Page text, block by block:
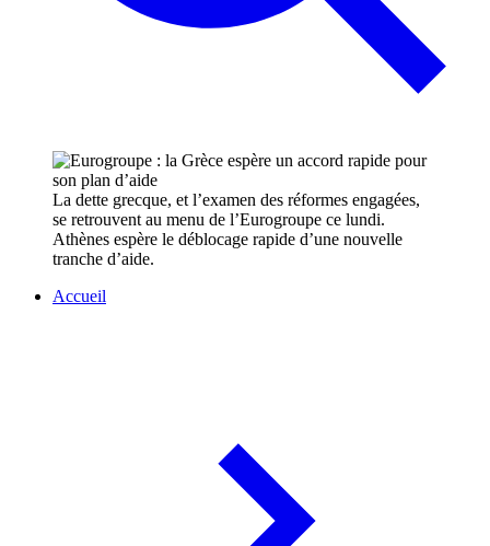
La dette grecque, et l’examen des réformes engagées,
se retrouvent au menu de l’Eurogroupe ce lundi.
Athènes espère le déblocage rapide d’une nouvelle
tranche d’aide.
Accueil